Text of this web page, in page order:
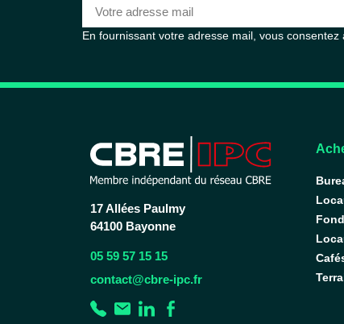
En fournissant votre adresse mail, vous
17 Allées Paulmy
64100 Bayonne
05 59 57 15 15
contact@cbre-ipc.fr